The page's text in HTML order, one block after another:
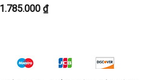
1.800.000 ₫.
Giá
1.785.000 ₫Giá
1.785.000 ₫.